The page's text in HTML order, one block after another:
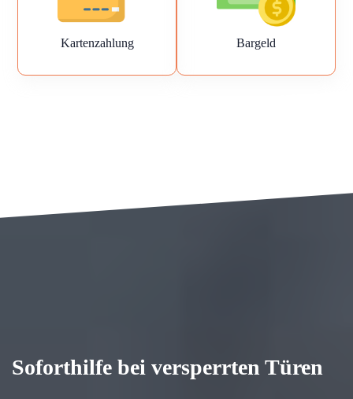
Kartenzahlung Bargeld
Soforthilfe bei versperrten Türen